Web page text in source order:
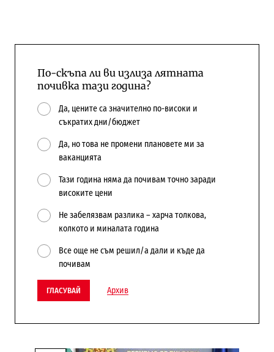
По-скъпа ли ви излиза лятната
почивка тази година?
Да, цените са значително по-високи и
съкратих дни/бюджет
Да, но това не промени плановете ми за
ваканцията
Тази година няма да почивам точно заради
високите цени
Не забелязвам разлика – харча толкова,
колкото и миналата година
Все още не съм решил/а дали и къде да
почивам
ГЛАСУВАЙ Архив